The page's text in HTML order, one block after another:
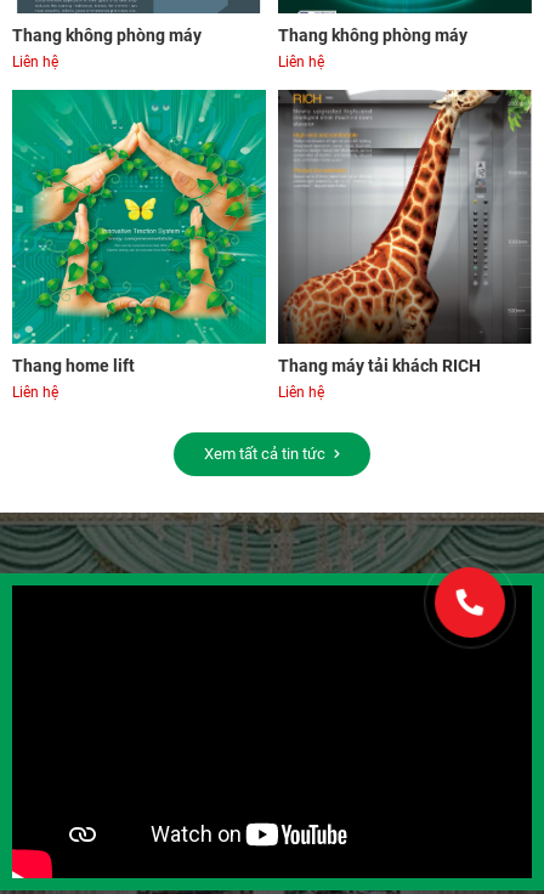
Thang không phòng máy
Liên hệ
Thang không phòng máy
Liên hệ
Thang home lift
Liên hệ
Thang máy tải khách RICH
Liên hệ
Xem tất cả tin tức